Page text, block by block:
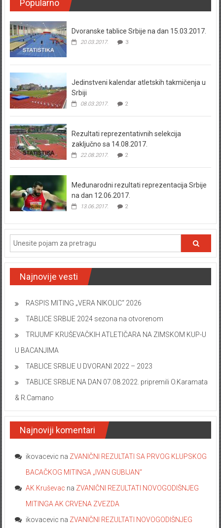
Popularno
Dvoranske tablice Srbije na dan 15.03.2017.
20.03.2017. 3
Jedinstveni kalendar atletskih takmičenja u
Srbiji
08.03.2017. 2
Rezultati reprezentativnih selekcija
zaključno sa 14.08.2017.
22.08.2017. 2
Međunarodni rezultati reprezentacija Srbije
na dan 12.06.2017.
13.06.2017. 2
Najnovije vesti
RASPIS MITING „VERA NIKOLIC“ 2026
TABLICE SRBIJE 2024 sezona na otvorenom
TRIJUMF KRUŠEVAČKIH ATLETIČARA NA ZIMSKOM KUP-U
U BACANJIMA
TABLICE SRBIJE U DVORANI 2022 – 2023
TABLICE SRBIJE NA DAN 07.08.2022. pripremili O.Karamata
& R.Camano
Najnoviji komentari
ikovacevic na ZVANIČNI REZULTATI SA PRVOG KLUPSKOG
BACAČKOG MITINGA „IVAN GUBIJAN“
AK Kruševac na ZVANIČNI REZULTATI NOVOGODIŠNJEG
MITINGA AK CRVENA ZVEZDA
ikovacevic na ZVANIČNI REZULTATI NOVOGODIŠNJEG